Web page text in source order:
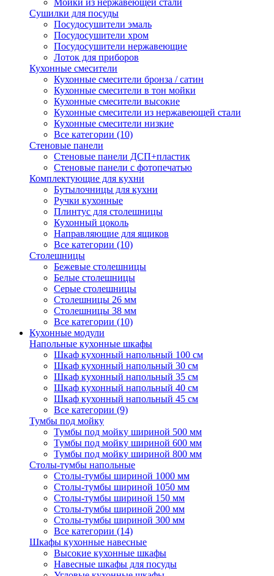
Мойки из нержавеющей стали
Сушилки для посуды
Посудосушители эмаль
Посудосушители хром
Посудосушители нержавеющие
Лоток для приборов
Кухонные смесители
Кухонные смесители бронза / сатин
Кухонные смесители в тон мойки
Кухонные смесители высокие
Кухонные смесители из нержавеющей стали
Кухонные смесители низкие
Все категории (10)
Стеновые панели
Стеновые панели ДСП+пластик
Стеновые панели с фотопечатью
Комплектующие для кухни
Бутылочницы для кухни
Ручки кухонные
Плинтус для столешницы
Кухонный цоколь
Направляющие для ящиков
Все категории (10)
Столешницы
Бежевые столешницы
Белые столешницы
Серые столешницы
Столешницы 26 мм
Столешницы 38 мм
Все категории (10)
Кухонные модули
Напольные кухонные шкафы
Шкаф кухонный напольный 100 см
Шкаф кухонный напольный 30 см
Шкаф кухонный напольный 35 см
Шкаф кухонный напольный 40 см
Шкаф кухонный напольный 45 см
Все категории (9)
Тумбы под мойку
Тумбы под мойку шириной 500 мм
Тумбы под мойку шириной 600 мм
Тумбы под мойку шириной 800 мм
Столы-тумбы напольные
Столы-тумбы шириной 1000 мм
Столы-тумбы шириной 1050 мм
Столы-тумбы шириной 150 мм
Столы-тумбы шириной 200 мм
Столы-тумбы шириной 300 мм
Все категории (14)
Шкафы кухонные навесные
Высокие кухонные шкафы
Навесные шкафы для посуды